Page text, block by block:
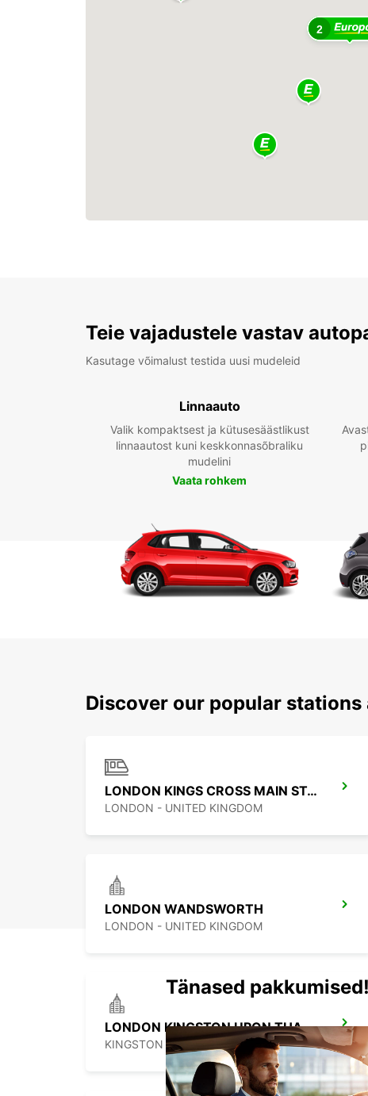
2
Teie vajadustele vastav
Kasutage võimalust testida uusi mudeleid
Linnaauto
Valik kompaktsest ja kütusesäästlikust
linnaautost kuni keskkonnasõbraliku
mudelini
Vaata rohkem
Discover our popular
LONDON KINGS CROSS MAIN STATION
LONDON - UNITED KINGDOM
LONDON WANDSWORTH
LONDON - UNITED KINGDOM
LONDON KINGSTON UPON THAMES
KINGSTON UPON THAMES - UNITED KINGDOM
Tänased pakkumised!